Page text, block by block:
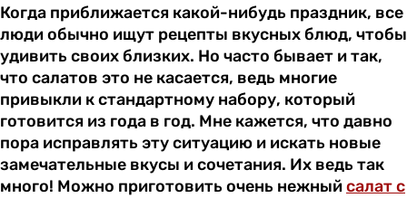
Когда приближается какой-нибудь праздник, все
люди обычно ищут рецепты вкусных блюд, чтобы
удивить своих близких. Но часто бывает и так,
что салатов это не касается, ведь многие
привыкли к стандартному набору, который
готовится из года в год. Мне кажется, что давно
пора исправлять эту ситуацию и искать новые
замечательные вкусы и сочетания. Их ведь так
много! Можно приготовить очень нежныйсалат с